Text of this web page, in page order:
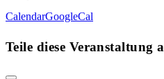
CalendarGoogleCal
Teile diese Veranstaltung